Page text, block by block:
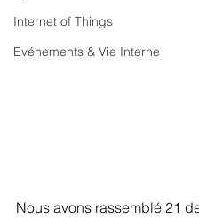
Internet of Things
Evénements & Vie Interne
Nous avons rassemblé 21